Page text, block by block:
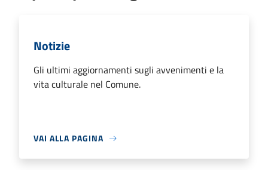
Notizie
Gli ultimi aggiornamenti sugli avvenimenti e la
vita culturale nel Comune.
VAI ALLA PAGINA